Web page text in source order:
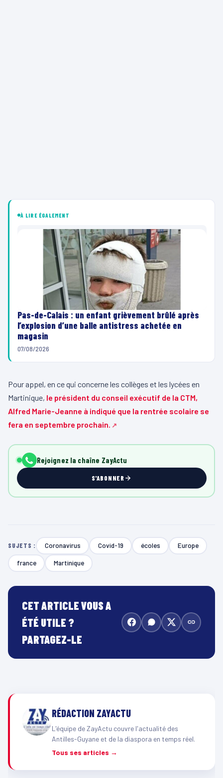
À LIRE ÉGALEMENT
Pas-de-Calais : un enfant grièvement brûlé après
l’explosion d’une balle antistress achetée en
magasin
07/08/2026
Pour appel, en ce qui concerne les collèges et les lycées en
Martinique, le président du conseil exécutif de la CTM,
Alfred Marie-Jeanne à indiqué que la rentrée scolaire se
fera en septembre prochain.
Rejoignez la chaîne ZayActu
S'ABONNER
SUJETS : Coronavirus Covid-19 écoles Europe
france Martinique
CET ARTICLE VOUS A
ÉTÉ UTILE ?
PARTAGEZ-LE
RÉDACTION ZAYACTU
L'équipe de ZayActu couvre l'actualité des
Antilles-Guyane et de la diaspora en temps réel.
Tous ses articles →